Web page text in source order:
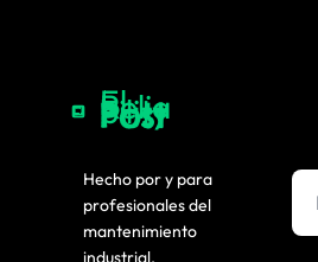
El
Relia
bility
Post
Hecho por y para
profesionales del
mantenimiento
industrial.